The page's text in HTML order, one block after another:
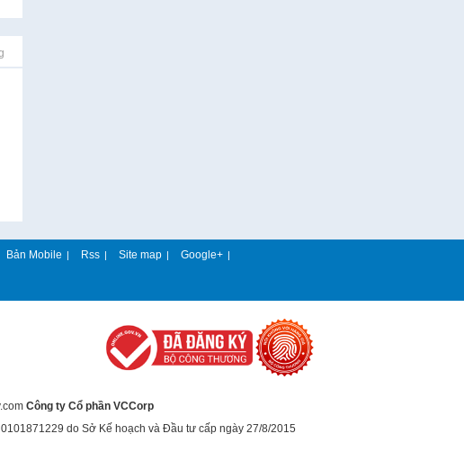
Bản Mobile | Rss | Site map | Google+ |
Công ty Cổ phần VCCorp
do Sở Kế hoạch và Đầu tư cấp ngày 27/8/2015